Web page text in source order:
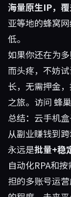
海量原生IP，
亚等地的蜂窝
低。
如果你还在为
而头疼，不妨
长，无需押金
之旅。访问 蜂
总结：云手机
从副业赚钱到
永远是批量+稳
自动化RPA和
担的多账号运